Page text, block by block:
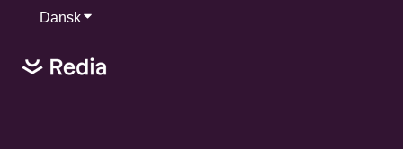
DanskVis undermenu for oversættelser